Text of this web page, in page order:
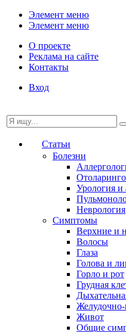
Элемент меню
Элемент меню
О проекте
Реклама на сайте
Контакты
Вход
Статьи
Болезни
Урология и
Неврология
Симптомы
Верхние и
Волосы
Глаза
Голова и
Горло и рот
Грудная
Живот
Общие